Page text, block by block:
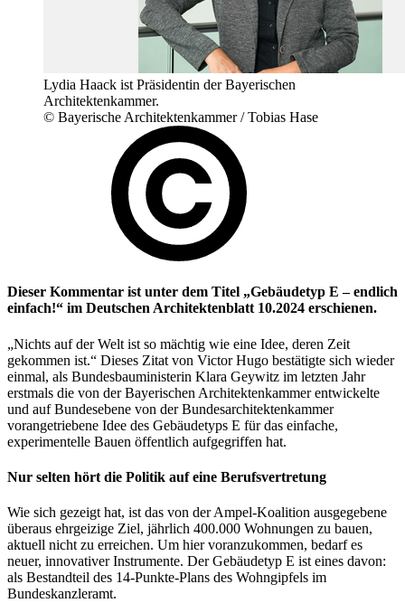
Lydia Haack ist Präsidentin der Bayerischen
Architektenkammer.
© Bayerische Architektenkammer / Tobias Hase
Dieser Kommentar ist unter dem Titel „Gebäudetyp E – endlich
einfach!“ im Deutschen Architektenblatt 10.2024 erschienen.
„Nichts auf der Welt ist so mächtig wie eine Idee, deren Zeit
gekommen ist.“ Dieses Zitat von Victor Hugo bestätigte sich wieder
einmal, als Bundesbauministerin Klara Geywitz im letzten Jahr
erstmals die von der Bayerischen Architektenkammer entwickelte
und auf Bundesebene von der Bundesarchitektenkammer
vorangetriebene Idee des Gebäudetyps E für das einfache,
experimentelle Bauen öffentlich aufgegriffen hat.
Nur selten hört die Politik auf eine Berufsvertretung
Wie sich gezeigt hat, ist das von der Ampel-Koalition ausgegebene
überaus ehrgeizige Ziel, jährlich 400.000 Wohnungen zu bauen,
aktuell nicht zu erreichen. Um hier voranzukommen, bedarf es
neuer, innovativer Instrumente. Der Gebäudetyp E ist eines davon:
als Bestandteil des 14-Punkte-Plans des Wohngipfels im
Bundeskanzleramt.